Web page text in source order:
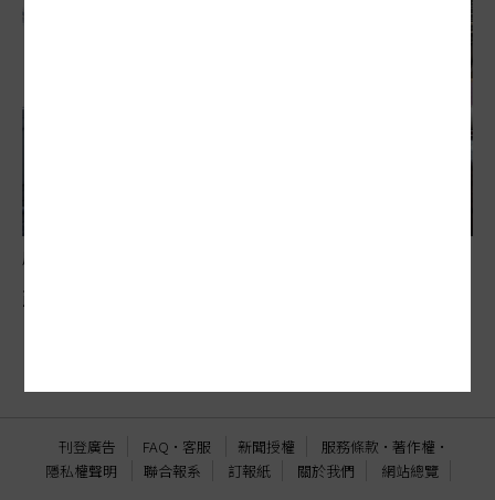
屋頂光電藏隱憂
政策方向正確 但配套在哪
刊登廣告 FAQ · 客服 新聞授權 服務條款 · 著作權 ·
隱私權聲明
聯合報系 訂報紙 關於我們 網站總覽